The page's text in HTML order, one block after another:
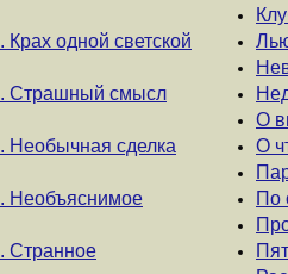
одной светской
Страшный смысл
Необычная сделка
Необъяснимое
Странное
О
О
По